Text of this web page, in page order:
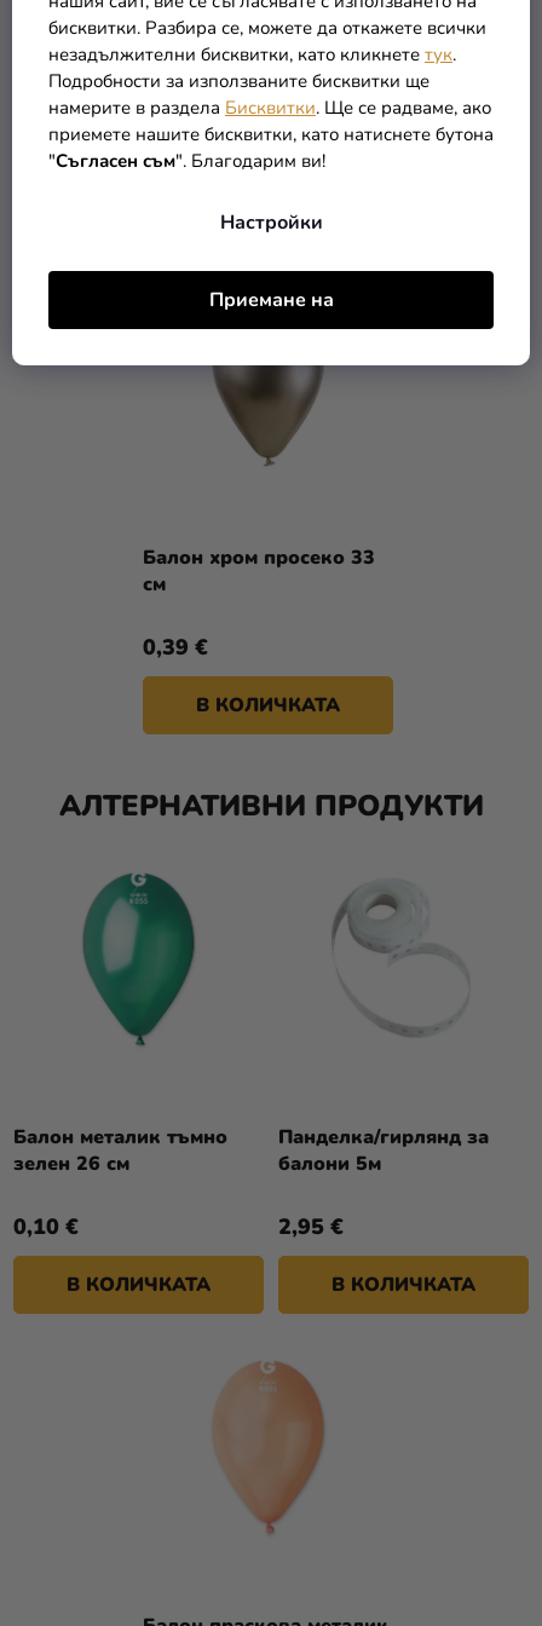
бисквитки. Разбира се, можете да откажете всички
незадължителни бисквитки, като кликнете тук.
Подробности за използваните бисквитки ще
намерите в раздела Бисквитки. Ще се радваме, ако
приемете нашите бисквитки, като натиснете бутона
"Съгласен съм". Благодарим ви!
Настройки
Приемане на
Балон хром - розов 48
0,85 €
Поставка за балони -
Момиче кубчета
25,89 €
Балон хром просеко 33
см
0,39 €
В КОЛИЧКАТА
АЛТЕРНАТИВНИ ПРОДУКТИ
Балон металик тъмно
зелен 26 см
0,10 €
В КОЛИЧКАТА
Панделка/гирлянд за
балони 5м
2,95 €
В КОЛИЧКАТА